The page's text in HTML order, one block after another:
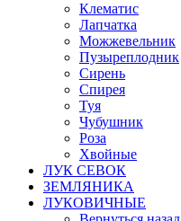
Клематис
Лапчатка
Можжевельник
Пузыреплодник
Сирень
Спирея
Туя
Чубушник
Роза
Хвойные
ЛУК СЕВОК
ЗЕМЛЯНИКА
ЛУКОВИЧНЫЕ